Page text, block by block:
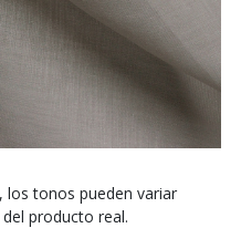
los tonos pueden variar
producto real.